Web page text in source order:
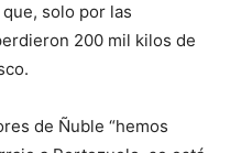
solo por las
200 mil kilos de
de Ñuble “hemos